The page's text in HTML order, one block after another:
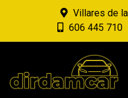
Villares de
606 445 710